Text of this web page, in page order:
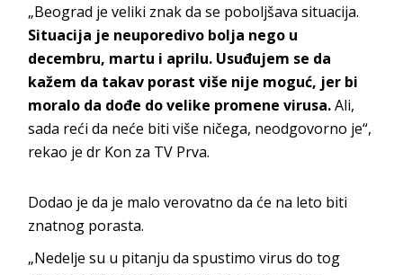
„Beograd je veliki znak da se poboljšava situacija.
Situacija je neuporedivo bolja nego u
decembru, martu i aprilu. Usuđujem se da
kažem da takav porast više nije moguć, jer bi
moralo da dođe do velike promene virusa.Ali,
sada reći da neće biti više ničega, neodgovorno je“,
rekao je dr Kon za TV Prva.
Dodao je da je malo verovatno da će na leto biti
znatnog porasta.
„Nedelje su u pitanju da spustimo virus do tog